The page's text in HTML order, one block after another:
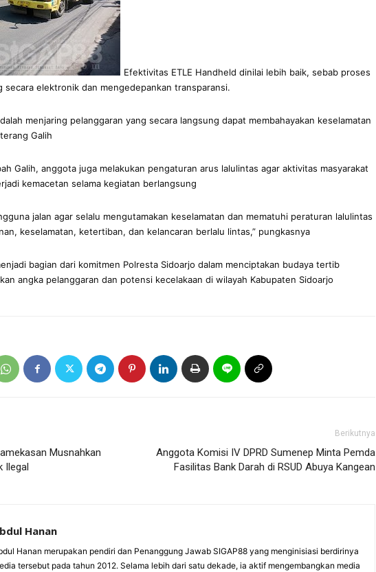
Efektivitas ETLE Handheld dinilai lebih baik, sebab proses
secara elektronik dan mengedepankan transparansi.
menjaring pelanggaran yang secara langsung dapat membahayakan keselamatan
Galih
Galih, anggota juga melakukan pengaturan arus lalulintas agar aktivitas masyarakat
kemacetan selama kegiatan berlangsung
jalan agar selalu mengutamakan keselamatan dan mematuhi peraturan lalulintas
keselamatan, ketertiban, dan kelancaran berlalu lintas,” pungkasnya
bagian dari komitmen Polresta Sidoarjo dalam menciptakan budaya tertib
angka pelanggaran dan potensi kecelakaan di wilayah Kabupaten Sidoarjo
Musnahkan
Ilegal
Berikutnya
Anggota Komisi IV DPRD Sumenep Minta Pemda
Fasilitas Bank Darah di RSUD Abuya Kangean
Hanan
Hanan merupakan pendiri dan Penanggung Jawab SIGAP88 yang menginisiasi berdirinya
tersebut pada tahun 2012. Selama lebih dari satu dekade, ia aktif mengembangkan media